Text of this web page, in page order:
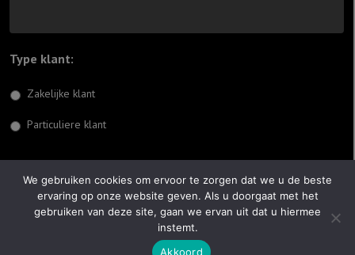
Type klant:
Zakelijke klant
Particuliere klant
© 2026 Jiftach
Optimus Websites
We gebruiken cookies om ervoor te zorgen dat we u de beste
ervaring op onze website geven. Als u doorgaat met het
gebruiken van deze site, gaan we ervan uit dat u hiermee
instemt.
Akkoord